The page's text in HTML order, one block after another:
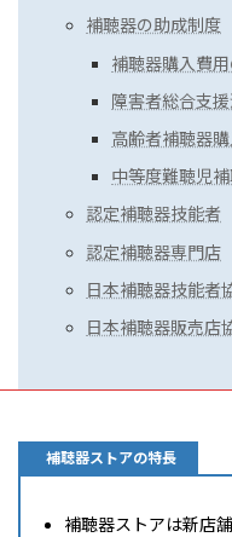
補聴器の助成制度
補聴器購入費
障害者総合支
高齢者補聴器
中等度難聴児
認定補聴器技能者
認定補聴器専門店
日本補聴器技能者
日本補聴器販売店
補聴器ストアの特長
補聴器ストアは新店